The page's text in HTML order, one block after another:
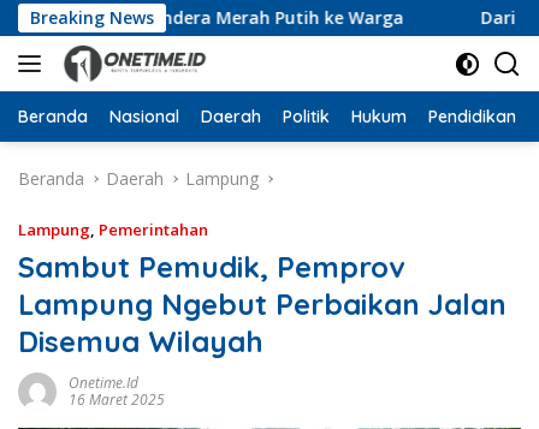
Langsung
ke
konten
Breaking News
Ribu Bendera Merah Putih ke Warga Dari Ruang
Beranda Nasional Daerah Politik Hukum Pendidikan
Beranda Daerah Lampung
Lampung, Pemerintahan
Sambut Pemudik, Pemprov
Lampung Ngebut Perbaikan Jalan
Disemua Wilayah
Onetime.id
16 Maret 2025